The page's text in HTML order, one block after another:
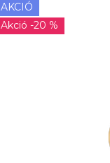
AKCIÓ
-20 %